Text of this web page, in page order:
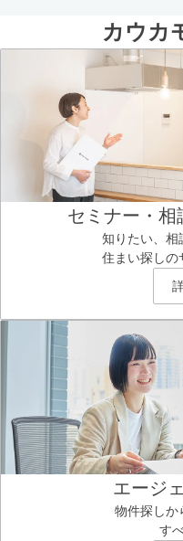
カウカ
セミナー・相
知りたい、相
住まい探しの
エージ
物件探しか
す